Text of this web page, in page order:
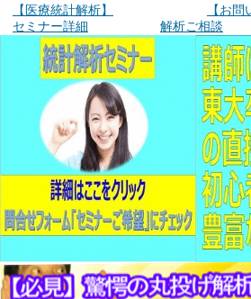
【医療統計解析】
【お問
セミナー詳細
解析ご相談